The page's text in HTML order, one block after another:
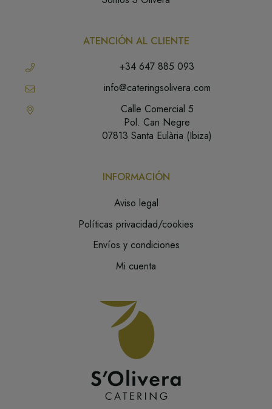
ATENCIÓN AL CLIENTE
+34 647 885 093
info@cateringsolivera.com
Calle Comercial 5
Pol. Can Negre
07813 Santa Eulària (Ibiza)
INFORMACIÓN
Aviso legal
Políticas privacidad/cookies
Envíos y condiciones
Mi cuenta